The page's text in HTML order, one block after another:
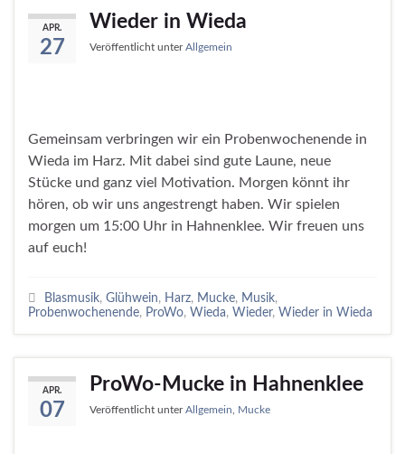
APR.
27
Wieder in Wieda
Veröffentlicht unterAllgemein
Gemeinsam verbringen wir ein Probenwochenende in
Wieda im Harz. Mit dabei sind gute Laune, neue
Stücke und ganz viel Motivation. Morgen könnt ihr
hören, ob wir uns angestrengt haben. Wir spielen
morgen um 15:00 Uhr in Hahnenklee. Wir freuen uns
auf euch!
Blasmusik, Glühwein, Harz, Mucke, Musik,
Probenwochenende, ProWo, Wieda, Wieder, Wieder in Wieda
APR.
07
ProWo-Mucke in Hahnenklee
Veröffentlicht unterAllgemein Mucke